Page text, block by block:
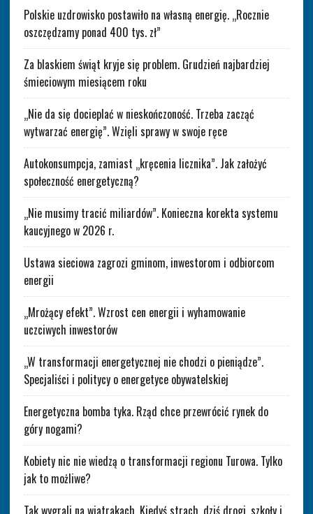
Polskie uzdrowisko postawiło na własną energię. „Rocznie
oszczędzamy ponad 400 tys. zł”
Za blaskiem świąt kryje się problem. Grudzień najbardziej
śmieciowym miesiącem roku
„Nie da się docieplać w nieskończoność. Trzeba zacząć
wytwarzać energię”. Wzięli sprawy w swoje ręce
Autokonsumpcja, zamiast „kręcenia licznika”. Jak założyć
społeczność energetyczną?
„Nie musimy tracić miliardów”. Konieczna korekta systemu
kaucyjnego w 2026 r.
Ustawa sieciowa zagrozi gminom, inwestorom i odbiorcom
energii
„Mrożący efekt”. Wzrost cen energii i wyhamowanie
uczciwych inwestorów
„W transformacji energetycznej nie chodzi o pieniądze”.
Specjaliści i politycy o energetyce obywatelskiej
Energetyczna bomba tyka. Rząd chce przewrócić rynek do
góry nogami?
Kobiety nic nie wiedzą o transformacji regionu Turowa. Tylko
jak to możliwe?
Tak wygrali na wiatrakach. Kiedyś strach, dziś drogi, szkoły i